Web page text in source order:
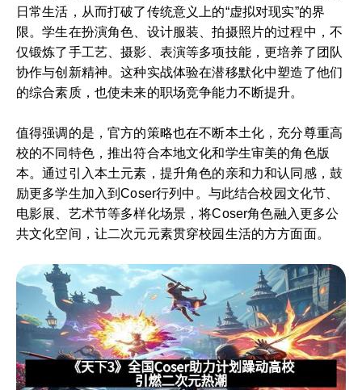
日常生活，从而打破了传统意义上的“虚拟对现实”的界
限。学生在扮演角色、设计服装、拍摄照片的过程中，不
仅锻炼了手工艺、摄影、表演等多项技能，更培养了团队
协作与创新精神。这种实战体验在潜移默化中塑造了他们
的综合素质，也使未来的职场竞争能力不断提升。
值得强调的是，官方的策略也在不断本土化，充分尊重高
校的不同特色，推出符合本地文化和学生审美的角色版
本。通过引入本土元素，提升角色的亲和力和认同感，鼓
励更多学生加入到Coser行列中。与此结合校园文化节、
电影展、艺术节等多样化场景，将Coser角色融入更多公
共文化空间，让二次元元素贯穿校园生活的方方面面。